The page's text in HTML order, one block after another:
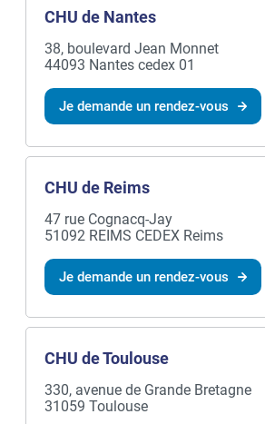
CHU de Nantes
38, boulevard Jean Monnet
44093 Nantes cedex 01
Je demande un rendez-vous
CHU de Reims
47 rue Cognacq-Jay
51092 REIMS CEDEX Reims
Je demande un rendez-vous
CHU de Toulouse
330, avenue de Grande Bretagne
31059 Toulouse